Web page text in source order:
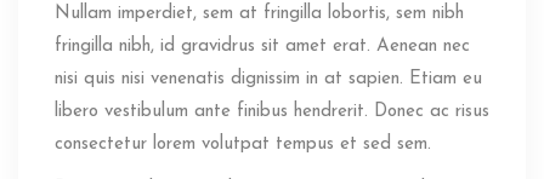
Nullam imperdiet, sem at fringilla lobortis, sem nibh
fringilla nibh, id gravidrus sit amet erat. Aenean nec
nisi quis nisi venenatis dignissim in at sapien. Etiam eu
libero vestibulum ante finibus hendrerit. Donec ac risus
consectetur lorem volutpat tempus et sed sem.